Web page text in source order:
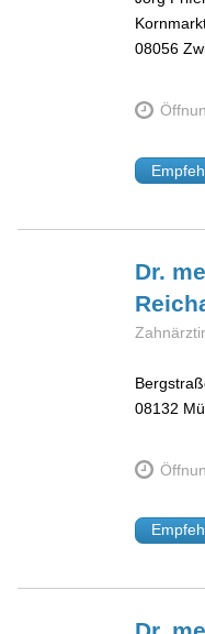
08056
Dr.
08132